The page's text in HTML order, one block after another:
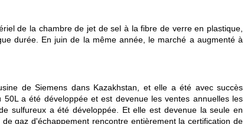
de la chambre de jet de sel à la fibre de verre en plastique,
durée. En juin de la même année, le marché a augmenté à
de Siemens dans Kazakhstan, et elle a été avec succès
a été développée et est devenue les ventes annuelles les
sulfureux a été développée. Et elle est devenue la seule en
gaz d'échappement rencontre entièrement la certification de